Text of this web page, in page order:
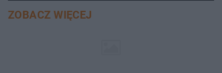
ZOBACZ WIĘCEJ